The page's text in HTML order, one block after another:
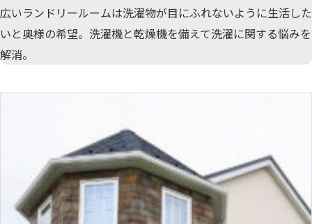
広いランドリールームは洗濯物が目にふれないように生活した
いと奥様の希望。洗濯機と乾燥機を備えて洗濯に関する悩みを
解消。